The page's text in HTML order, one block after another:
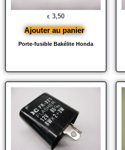
Porte-fusible Bakélite Honda
€ 3,50
Ajouter au panier